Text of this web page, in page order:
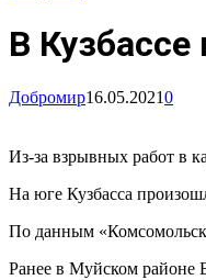
В
Добромир16.05.20210
Из-за взрывных работ в
На юге Кузбасса
По данным
Ранее в Муйском районе